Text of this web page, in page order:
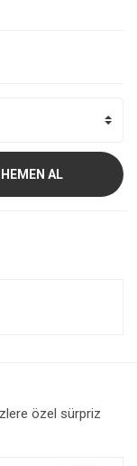
HEMEN AL
özel sürpriz